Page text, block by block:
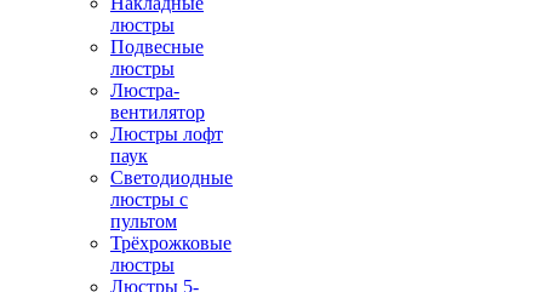
люстры
Подвесные
люстры
Люстра-
вентилятор
Люстры лофт
паук
Светодиодные
люстры с
пультом
Трёхрожковые
люстры
Люстры 5-